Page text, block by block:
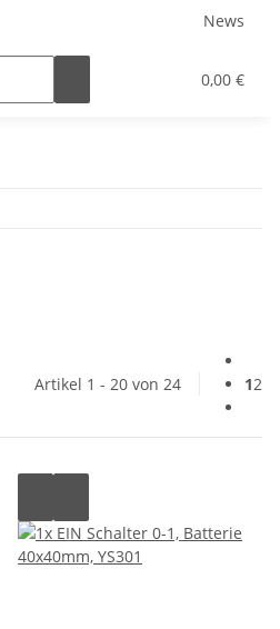
News
0,00 €
Artikel 1 - 20 von 24 12